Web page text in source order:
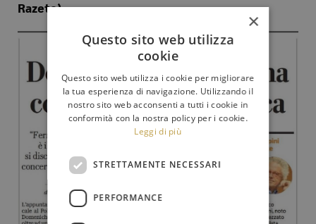
Razete)
×
Questo sito web utilizza
cookie
Questo sito web utilizza i cookie per migliorare
la tua esperienza di navigazione. Utilizzando il
nostro sito web acconsenti a tutti i cookie in
conformità con la nostra policy per i cookie.
Leggi di più
STRETTAMENTE NECESSARI
PERFORMANCE